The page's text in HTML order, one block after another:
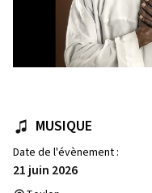
MUSIQUE
Date de l'évènement :
21 juin 2026